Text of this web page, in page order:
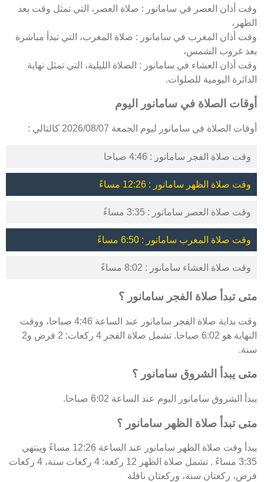
وقت أذان العصر في سامانور : صلاة العصر، التي تمثل وقت بعد
الظهر،
وقت أذان المغرب في سامانور : صلاة المغرب، التي تبدأ مباشرة
بعد غروب الشمس،
وقت أذان العشاء في سامانور : الصلاة الليلية، التي تمثل نهاية
الدائرة اليومية للصلوات.
أوقات الصلاة في سامانور اليوم
أوقات الصلاة في سامانور ليوم الجمعة 2026/08/07 كالتالي :
وقت صلاة الفجر سامانور : 4:46 صباحا
وقت صلاة الظهر سامانور : 12:26 مساءً
وقت صلاة العصر سامانور : 3:35 مساءً
وقت صلاة المغرب سامانور : 6:50 مساءً
وقت صلاة العشاء سامانور : 8:02 مساءً
متى تبدأ صلاة الفجر سامانور ؟
وقت بداية صلاة الفجر سامانور عند الساعة 4:46 صباحا، ووقت
النهاية هو 6:02 صباحا. تشمل صلاة الفجر 4 ركعات: 2 فرض و2
سنة.
متى يبدأ الشروق سامانور ؟
يبدأ الشروق سامانور اليوم عند الساعة 6:02 صباحا.
متى تبدأ صلاة الظهر سامانور ؟
يبدأ وقت صلاة الظهر سامانور عند الساعة 12:26 مساءً وينتهي
3:35 مساءً . تشمل صلاة الظهر 12 ركعة: 4 ركعات سنة، 4 ركعات
فرض، ركعتان سنة، وركعتان نافلة